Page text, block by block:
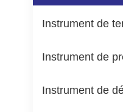
Instrument de
Instrument de
Instrument de